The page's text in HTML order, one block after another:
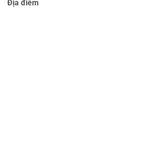
Địa điểm